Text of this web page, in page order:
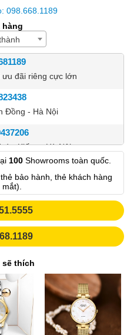
098.668.1189
hàng
đãi riêng cực lớn
Đồng - Hà Nội
Kiếm – Hà Nội
- Hai Bà Trưng - Hà Nội.
– Cầu Giấy – Hà Nội
Cầu Giấy - Hà Nội
- Hà Đông - Hà Nội
100 Showrooms toàn quốc.
bảo hành, thẻ khách hàng
sẽ thích